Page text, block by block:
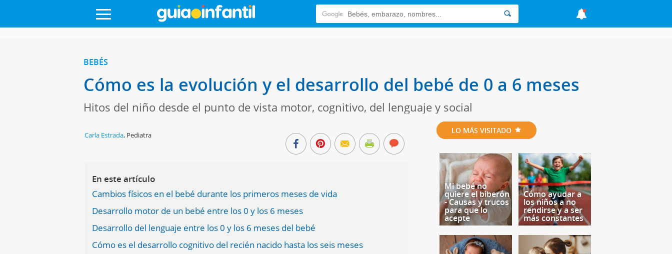
BEBÉS
Cómo es la evolución y el desarrollo del bebé de 0 a 6 meses
Hitos del niño desde el punto de vista motor, cognitivo, del lenguaje y social
Carla Estrada, Pediatra
En este artículo
Cambios físicos en el bebé durante los primeros meses de vida
Desarrollo motor de un bebé entre los 0 y los 6 meses
Desarrollo del lenguaje entre los 0 y los 6 meses del bebé
Cómo es el desarrollo cognitivo del recién nacido hasta los seis meses
LO MÁS VISITADO
Mi bebé no
quiere el biberón
- Causas y trucos
para que lo
acepte
Cómo ayudar a
los niños a no
rendirse y a ser
más constantes